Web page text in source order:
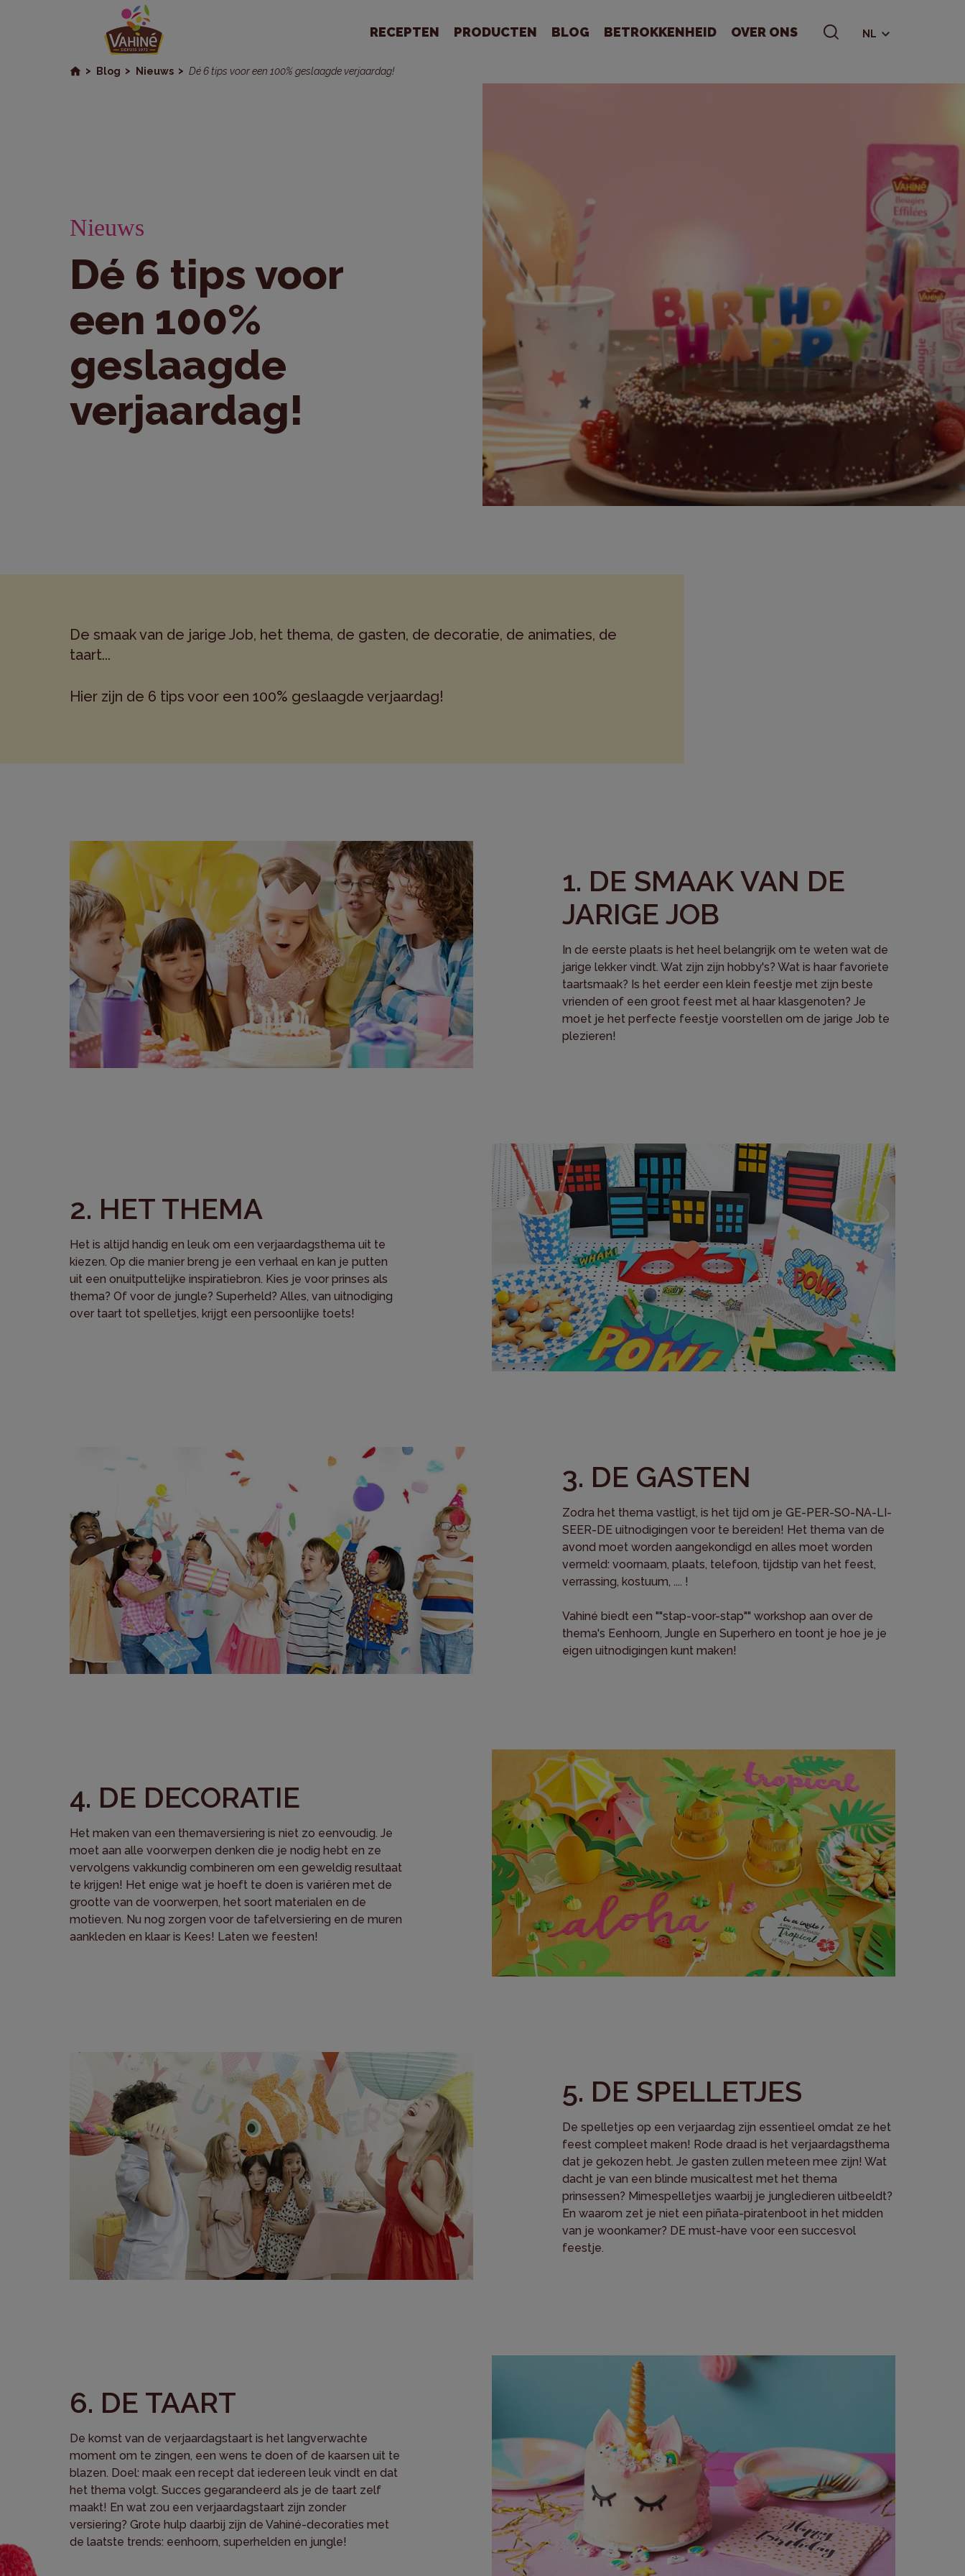
RECEPTEN PRODUCTEN BLOG BETROKKENHEID OVER ONS NL
Blog Nieuws Dé 6 tips voor een 100% geslaagde verjaardag!
Nieuws
Dé 6 tips voor
een 100%
geslaagde
verjaardag!
De smaak van de jarige Job, het thema, de gasten, de decoratie, de animaties, de
taart...
Hier zijn de 6 tips voor een 100% geslaagde verjaardag!
1. DE SMAAK VAN DE
JARIGE JOB
In de eerste plaats is het heel belangrijk om te weten wat de
jarige lekker vindt. Wat zijn zijn hobby's? Wat is haar favoriete
taartsmaak? Is het eerder een klein feestje met zijn beste
vrienden of een groot feest met al haar klasgenoten? Je
moet je het perfecte feestje voorstellen om de jarige Job te
plezieren!
2. HET THEMA
Het is altijd handig en leuk om een verjaardagsthema uit te
kiezen. Op die manier breng je een verhaal en kan je putten
uit een onuitputtelijke inspiratiebron. Kies je voor prinses als
thema? Of voor de jungle? Superheld? Alles, van uitnodiging
over taart tot spelletjes, krijgt een persoonlijke toets!
3. DE GASTEN
Zodra het thema vastligt, is het tijd om je GE-PER-SO-NA-LI-
SEER-DE uitnodigingen voor te bereiden! Het thema van de
avond moet worden aangekondigd en alles moet worden
vermeld: voornaam, plaats, telefoon, tijdstip van het feest,
verrassing, kostuum, .... !
Vahiné biedt een ""stap-voor-stap"" workshop aan over de
thema's Eenhoorn, Jungle en Superhero en toont je hoe je je
eigen uitnodigingen kunt maken!
4. DE DECORATIE
Het maken van een themaversiering is niet zo eenvoudig. Je
moet aan alle voorwerpen denken die je nodig hebt en ze
vervolgens vakkundig combineren om een geweldig resultaat
te krijgen! Het enige wat je hoeft te doen is variëren met de
grootte van de voorwerpen, het soort materialen en de
motieven. Nu nog zorgen voor de tafelversiering en de muren
aankleden en klaar is Kees! Laten we feesten!
5. DE SPELLETJES
De spelletjes op een verjaardag zijn essentieel omdat ze het
feest compleet maken! Rode draad is het verjaardagsthema
dat je gekozen hebt. Je gasten zullen meteen mee zijn! Wat
dacht je van een blinde musicaltest met het thema
prinsessen? Mimespelletjes waarbij je jungledieren uitbeeldt?
En waarom zet je niet een piñata-piratenboot in het midden
van je woonkamer? DE must-have voor een succesvol
feestje.
6. DE TAART
De komst van de verjaardagstaart is het langverwachte
moment om te zingen, een wens te doen of de kaarsen uit te
blazen. Doel: maak een recept dat iedereen leuk vindt en dat
het thema volgt. Succes gegarandeerd als je de taart zelf
maakt! En wat zou een verjaardagstaart zijn zonder
versiering? Grote hulp daarbij zijn de Vahiné-decoraties met
de laatste trends: eenhoorn, superhelden en jungle!